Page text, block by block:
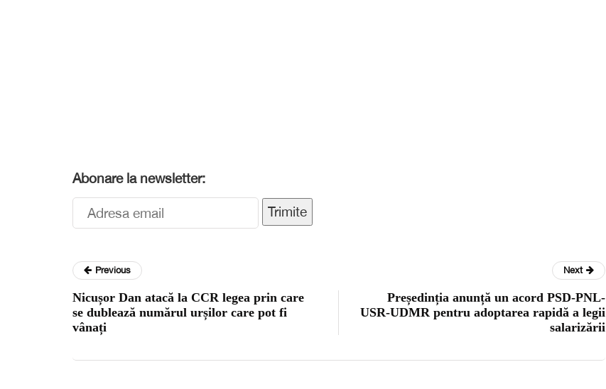
Abonare la newsletter:
Trimite
Previous
Nicușor Dan atacă la CCR legea prin care
se dublează numărul urșilor care pot fi
vânați
Next
Președinția anunță un acord PSD-PNL-
USR-UDMR pentru adoptarea rapidă a legii
salarizării